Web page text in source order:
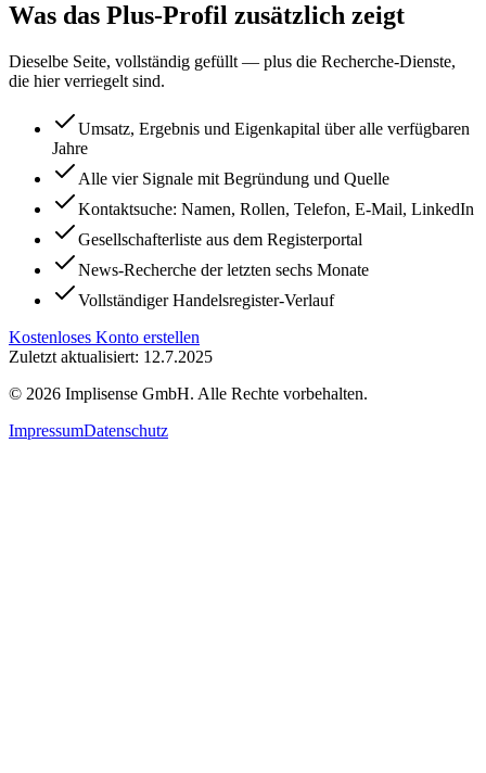
Was das Plus-Profil zusätzlich zeigt
Dieselbe Seite, vollständig gefüllt — plus die Recherche-Dienste,
die hier verriegelt sind.
Umsatz, Ergebnis und Eigenkapital über alle verfügbaren
Jahre
Alle vier Signale mit Begründung und Quelle
Kontaktsuche: Namen, Rollen, Telefon, E-Mail, LinkedIn
Gesellschafterliste aus dem Registerportal
News-Recherche der letzten sechs Monate
Vollständiger Handelsregister-Verlauf
Kostenloses Konto erstellen
Zuletzt aktualisiert: 12.7.2025
© 2026 Implisense GmbH. Alle Rechte vorbehalten.
ImpressumDatenschutz